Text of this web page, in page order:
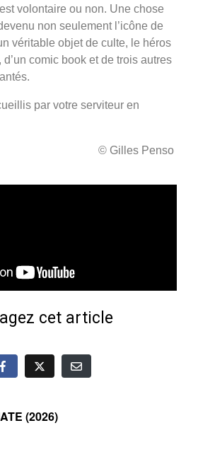
volontaire ou non. Une chose
non seulement l’icône de
véritable objet de culte, le héros
d’un comic book et de trois autres
par votre serviteur en
© Gilles Penso
cet article
(2026)